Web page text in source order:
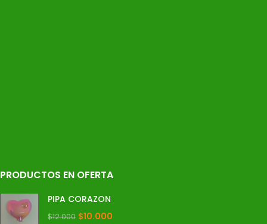
PRODUCTOS EN OFERTA
PIPA CORAZON
$12.000 $10.000